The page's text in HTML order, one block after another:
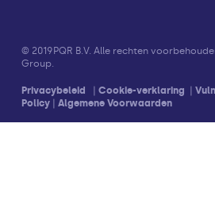
© 2019 PQR B.V. Alle rechten
Group.
Privacybeleid Cookie-verklaring
Policy
Algemene Voorwaarden